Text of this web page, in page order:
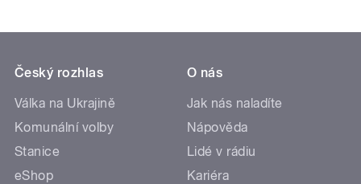
Český rozhlas
Válka na Ukrajině
Komunální volby
Stanice
eShop
O nás
Jak nás naladíte
Nápověda
Lidé v rádiu
Kariéra